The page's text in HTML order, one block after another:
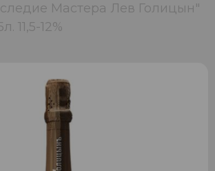
Мастера Лев Голицын"
11,5-12%